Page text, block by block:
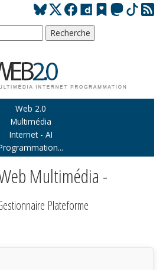
Web 2.0
Multimédia
Internet - AI
Multimédia -
Plateforme